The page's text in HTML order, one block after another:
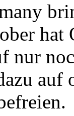
nur